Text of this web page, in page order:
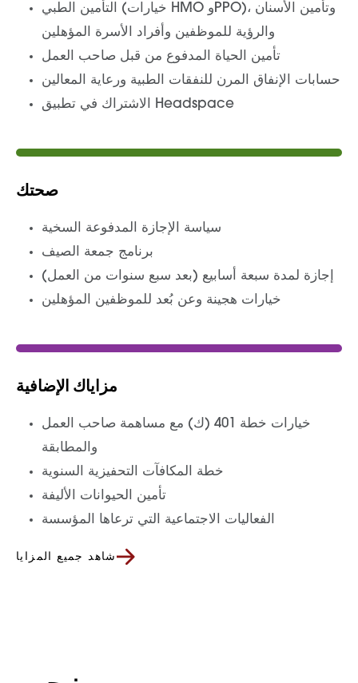
التأمين الطبي (خيارات HMO وPPO)، وتأمين الأسنان
والرؤية للموظفين وأفراد الأسرة المؤهلين
تأمين الحياة المدفوع من قبل صاحب العمل
حسابات الإنفاق المرن للنفقات الطبية ورعاية المعالين
الاشتراك في تطبيق Headspace
صحتك
سياسة الإجازة المدفوعة السخية
برنامج جمعة الصيف
إجازة لمدة سبعة أسابيع (بعد سبع سنوات من العمل)
خيارات هجينة وعن بُعد للموظفين المؤهلين
مزاياك الإضافية
خيارات خطة 401 (ك) مع مساهمة صاحب العمل
والمطابقة
خطة المكافآت التحفيزية السنوية
الفعاليات الاجتماعية التي ترعاها المؤسسة
شاهد جميع المزايا